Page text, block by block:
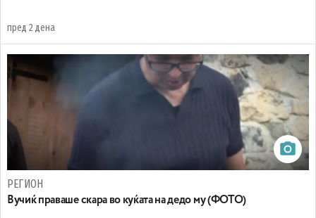
пред 2 дена
РЕГИОН
Вучиќ праваше скара во куќата на дедо му (ФОТО)